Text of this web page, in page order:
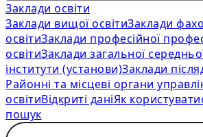
Заклади освіти
Заклади вищої освітиЗаклади
освітиЗаклади професійної
освітиЗаклади загальної
інститути (установи)Заклади
Районні та місцеві органи
освітиВідкриті даніЯк
пошук